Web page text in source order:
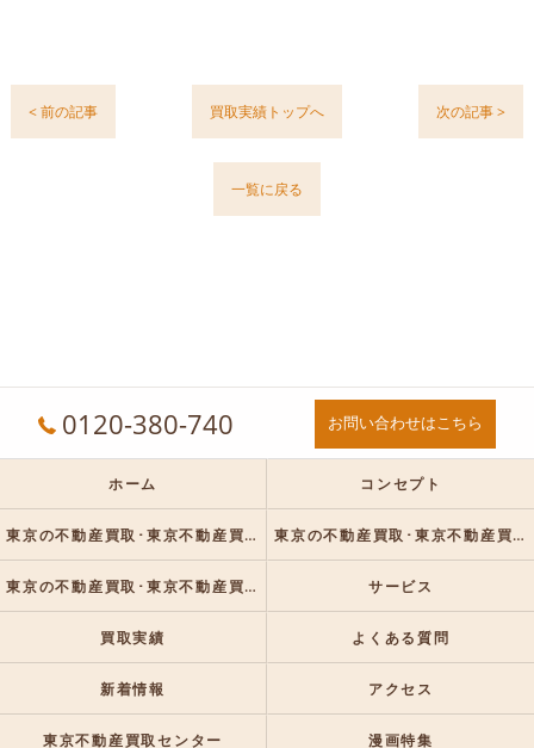
< 前の記事 買取実績トップへ 次の記事 >
一覧に戻る
0120-380-740 お問い合わせはこちら
ホーム コンセプト
東京の不動産買取･東京不動産買取センターの口コミ情報 東京の不動産買取･東京不動産買取センターの評判
東京の不動産買取･東京不動産買取センターのお客様の声 サービス
買取実績 よくある質問
新着情報 アクセス
東京不動産買取センター 漫画特集